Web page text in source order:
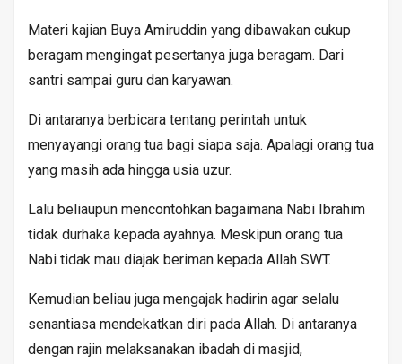
Materi kajian Buya Amiruddin yang dibawakan cukup
beragam mengingat pesertanya juga beragam. Dari
santri sampai guru dan karyawan.
Di antaranya berbicara tentang perintah untuk
menyayangi orang tua bagi siapa saja. Apalagi orang tua
yang masih ada hingga usia uzur.
Lalu beliaupun mencontohkan bagaimana Nabi Ibrahim
tidak durhaka kepada ayahnya. Meskipun orang tua
Nabi tidak mau diajak beriman kepada Allah SWT.
Kemudian beliau juga mengajak hadirin agar selalu
senantiasa mendekatkan diri pada Allah. Di antaranya
dengan rajin melaksanakan ibadah di masjid,